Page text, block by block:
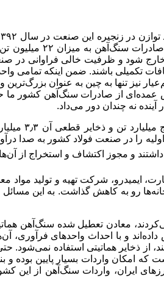
خارج شود و ظرفیت خالی فراوانی
تکمیلی باشند. ضمن اینکه تمامی
نیز تنها به چین به عنوان
عمده‌ای از صادرات سنگ‌آهن کشور
نه چندان دور می‌داد.
را در صنعت فولاد کشور به صدا
و مجوز اکتشاف و استخراج از آن‌ها
ایمیدرو، شرکت تهیه و تولید
رو به کاهش گذاشت. به این مسائل
معادن تعطیل شده سنگ‌آهن
و با احداث واحدهای فرآوری،
ذخایر هماتیتی استفاده نمی‌شود.
ایران، واردات سنگ‌آهن از این